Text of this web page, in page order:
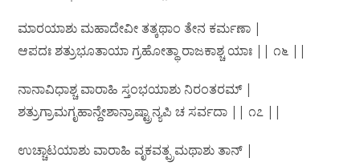
ಮಾರಯಾಶು ಮಹಾದೇವೀ ತತ್ಕಥಾಂ ತೇನ ಕರ್ಮಣಾ |
ಆಪದಃ ಶತ್ರುಭೂತಾಯಾ ಗ್ರಹೋತ್ಥಾ ರಾಜಕಾಶ್ಚ ಯಾಃ || ೧೬ ||
ನಾನಾವಿಧಾಶ್ಚ ವಾರಾಹಿ ಸ್ತಂಭಯಾಶು ನಿರಂತರಮ್ |
ಶತ್ರುಗ್ರಾಮಗೃಹಾನ್ದೇಶಾನ್ರಾಷ್ಟ್ರಾನ್ಯಪಿ ಚ ಸರ್ವದಾ || ೧೭ ||
ಉಚ್ಚಾಟಯಾಶು ವಾರಾಹಿ ವೃಕವತ್ಪ್ರಮಥಾಶು ತಾನ್ |